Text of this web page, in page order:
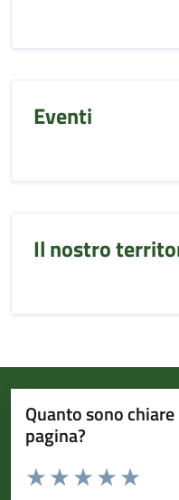
Eventi
Il nostro
Quanto sono
pagina?
Valuta da 1 a 5 stelle la pagina